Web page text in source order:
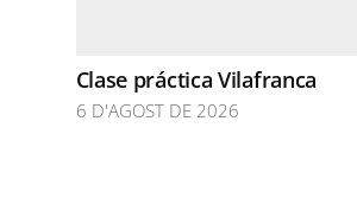
Clase práctica Vilafranca
6 D'AGOST DE 2026